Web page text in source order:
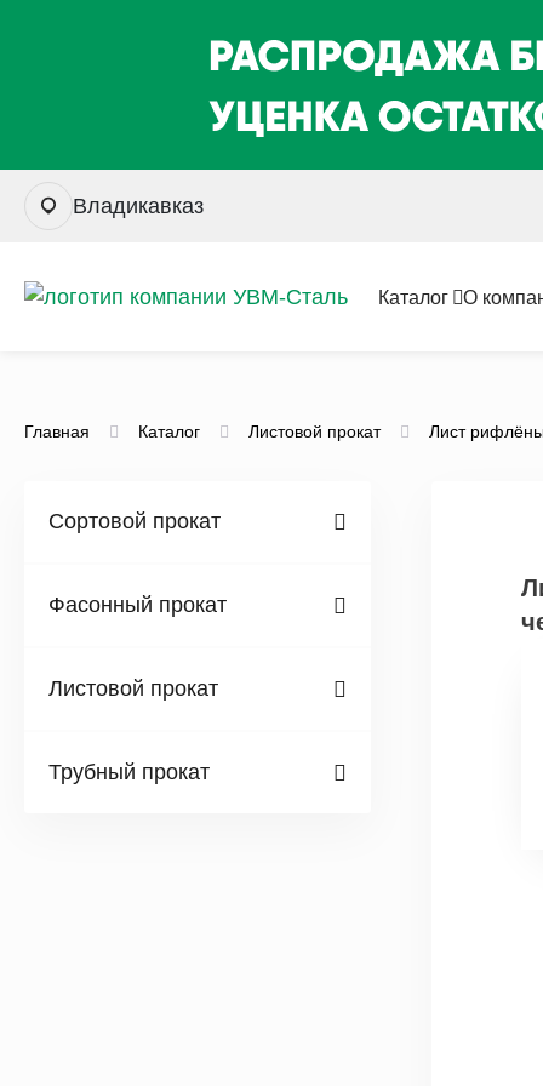
Владикавказ
Каталог О
Главная Каталог Листовой прокат Лист
Сортовой прокат
Фасонный прокат
Листовой прокат
Трубный прокат